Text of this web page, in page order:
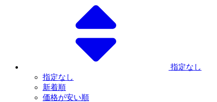
指定なし
指定なし
新着順
価格が安い順